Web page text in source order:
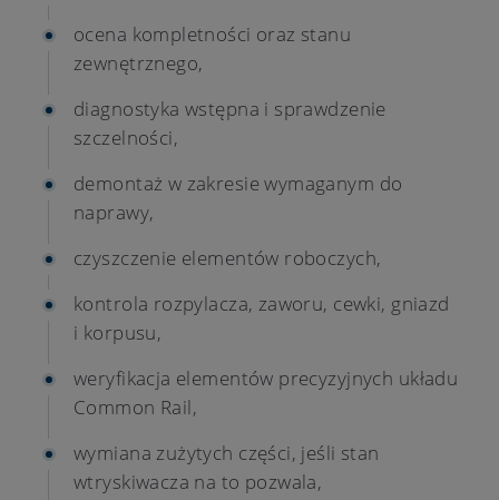
ocena kompletności oraz stanu
zewnętrznego,
diagnostyka wstępna i sprawdzenie
szczelności,
demontaż w zakresie wymaganym do
naprawy,
czyszczenie elementów roboczych,
kontrola rozpylacza, zaworu, cewki, gniazd
i korpusu,
weryfikacja elementów precyzyjnych układu
Common Rail,
wymiana zużytych części, jeśli stan
wtryskiwacza na to pozwala,